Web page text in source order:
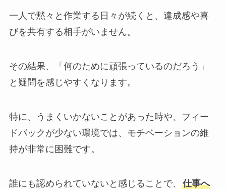
一人で黙々と作業する日々が続くと、達成感や喜
びを共有する相手がいません。
その結果、「何のために頑張っているのだろう」
と疑問を感じやすくなります。
特に、うまくいかないことがあった時や、フィー
ドバックが少ない環境では、モチベーションの維
持が非常に困難です。
誰にも認められていないと感じることで、 仕事へ